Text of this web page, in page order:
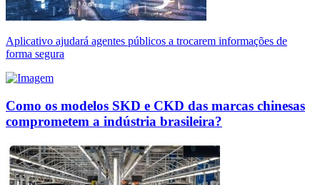
Aplicativo ajudará agentes públicos a trocarem informações de
forma segura
Como os modelos SKD e CKD das marcas chinesas
comprometem a indústria brasileira?